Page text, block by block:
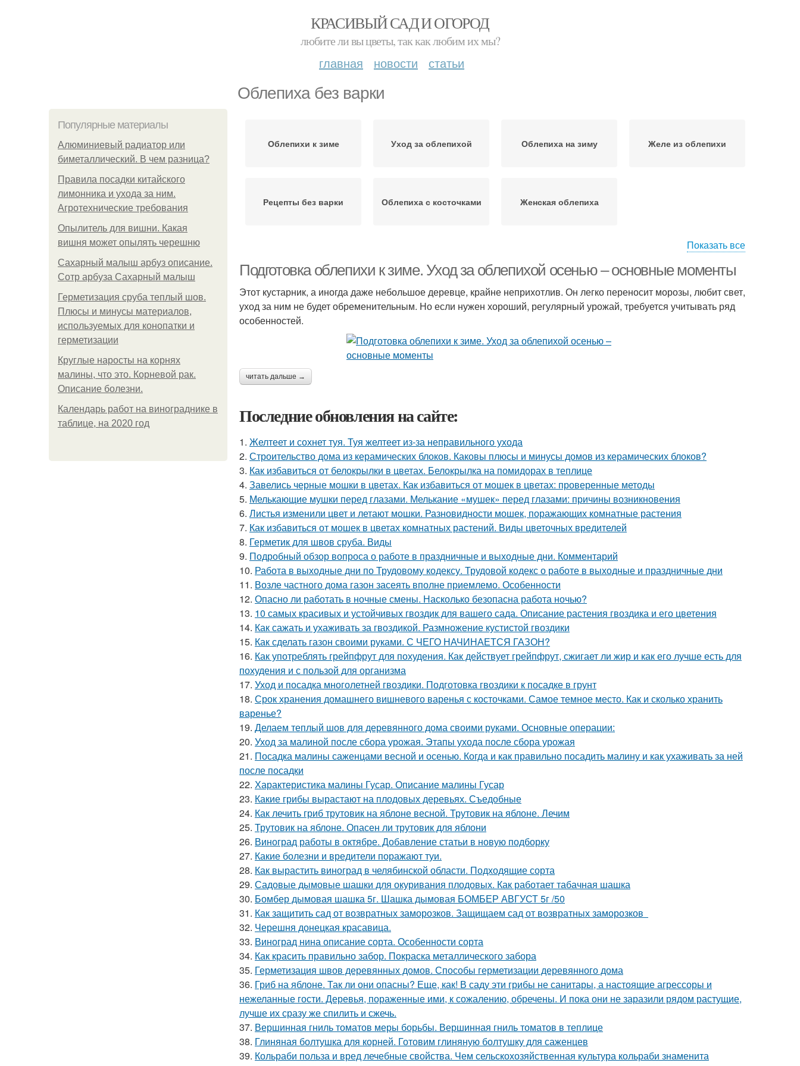
КРАСИВЫЙ САД И ОГОРОД
любите ли вы цветы, так как любим их мы?
главная новости статьи
Облепиха без варки
Популярные материалы
Алюминиевый радиатор или
биметаллический. В чем разница?
Правила посадки китайского
лимонника и ухода за ним.
Агротехнические требования
Опылитель для вишни. Какая
вишня может опылять черешню
Сахарный малыш арбуз описание.
Сотр арбуза Сахарный малыш
Герметизация сруба теплый шов.
Плюсы и минусы материалов,
используемых для конопатки и
герметизации
Круглые наросты на корнях
малины, что это. Корневой рак.
Описание болезни.
Календарь работ на винограднике в
таблице, на 2020 год
Облепихи к зиме Уход за облепихой Облепиха на зиму Желе из облепихи
Рецепты без варки Облепиха с косточками Женская облепиха
Показать все
Подготовка облепихи к зиме. Уход за облепихой осенью – основные моменты
Этот кустарник, а иногда даже небольшое деревце, крайне неприхотлив. Он легко переносит морозы, любит свет,
уход за ним не будет обременительным. Но если нужен хороший, регулярный урожай, требуется учитывать ряд
особенностей.
читать дальше →
Последние обновления на сайте:
1. Желтеет и сохнет туя. Туя желтеет из-за неправильного ухода
2. Строительство дома из керамических блоков. Каковы плюсы и минусы домов из керамических блоков?
3. Как избавиться от белокрылки в цветах. Белокрылка на помидорах в теплице
4. Завелись черные мошки в цветах. Как избавиться от мошек в цветах: проверенные методы
5. Мелькающие мушки перед глазами. Мелькание «мушек» перед глазами: причины возникновения
6. Листья изменили цвет и летают мошки. Разновидности мошек, поражающих комнатные растения
7. Как избавиться от мошек в цветах комнатных растений. Виды цветочных вредителей
8. Герметик для швов сруба. Виды
9. Подробный обзор вопроса о работе в праздничные и выходные дни. Комментарий
10. Работа в выходные дни по Трудовому кодексу. Трудовой кодекс о работе в выходные и праздничные дни
11. Возле частного дома газон засеять вполне приемлемо. Особенности
12. Опасно ли работать в ночные смены. Насколько безопасна работа ночью?
13. 10 самых красивых и устойчивых гвоздик для вашего сада. Описание растения гвоздика и его цветения
14. Как сажать и ухаживать за гвоздикой. Размножение кустистой гвоздики
15. Как сделать газон своими руками. С ЧЕГО НАЧИНАЕТСЯ ГАЗОН?
16. Как употреблять грейпфрут для похудения. Как действует грейпфрут, сжигает ли жир и как его лучше есть для
похудения и с пользой для организма
17. Уход и посадка многолетней гвоздики. Подготовка гвоздики к посадке в грунт
18. Срок хранения домашнего вишневого варенья с косточками. Самое темное место. Как и сколько хранить
варенье?
19. Делаем теплый шов для деревянного дома своими руками. Основные операции:
20. Уход за малиной после сбора урожая. Этапы ухода после сбора урожая
21. Посадка малины саженцами весной и осенью. Когда и как правильно посадить малину и как ухаживать за ней
после посадки
22. Характеристика малины Гусар. Описание малины Гусар
23. Какие грибы вырастают на плодовых деревьях. Съедобные
24. Как лечить гриб трутовик на яблоне весной. Трутовик на яблоне. Лечим
25. Трутовик на яблоне. Опасен ли трутовик для яблони
26. Виноград работы в октябре. Добавление статьи в новую подборку
27. Какие болезни и вредители поражают туи.
28. Как вырастить виноград в челябинской области. Подходящие сорта
29. Садовые дымовые шашки для окуривания плодовых. Как работает табачная шашка
30. Бомбер дымовая шашка 5г. Шашка дымовая БОМБЕР АВГУСТ 5г /50
31. Как защитить сад от возвратных заморозков. Защищаем сад от возвратных заморозков
32. Черешня донецкая красавица.
33. Виноград нина описание сорта. Особенности сорта
34. Как красить правильно забор. Покраска металлического забора
35. Герметизация швов деревянных домов. Способы герметизации деревянного дома
36. Гриб на яблоне. Так ли они опасны? Еще, как! В саду эти грибы не санитары, а настоящие агрессоры и
нежеланные гости. Деревья, пораженные ими, к сожалению, обречены. И пока они не заразили рядом растущие,
лучше их сразу же спилить и сжечь.
37. Вершинная гниль томатов меры борьбы. Вершинная гниль томатов в теплице
38. Глиняная болтушка для корней. Готовим глиняную болтушку для саженцев
39. Кольраби польза и вред лечебные свойства. Чем сельскохозяйственная культура кольраби знаменита